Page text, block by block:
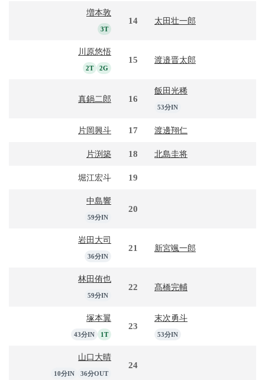
増本敦
3T
14 太田壮一郎
川原悠悟
2T 2G
15 渡邉晋太郎
真鍋二郎 16
飯田光稀
53分IN
片岡興斗 17 渡邊翔仁
片渕築 18 北島圭将
堀江宏斗 19
中島響
59分IN
20
岩田大司
36分IN
21 新宮颯一郎
林田侑也
59分IN
22 髙橋完輔
塚本翼
43分IN 1T
23
末次勇斗
53分IN
山口大晴
10分IN 36分OUT
24